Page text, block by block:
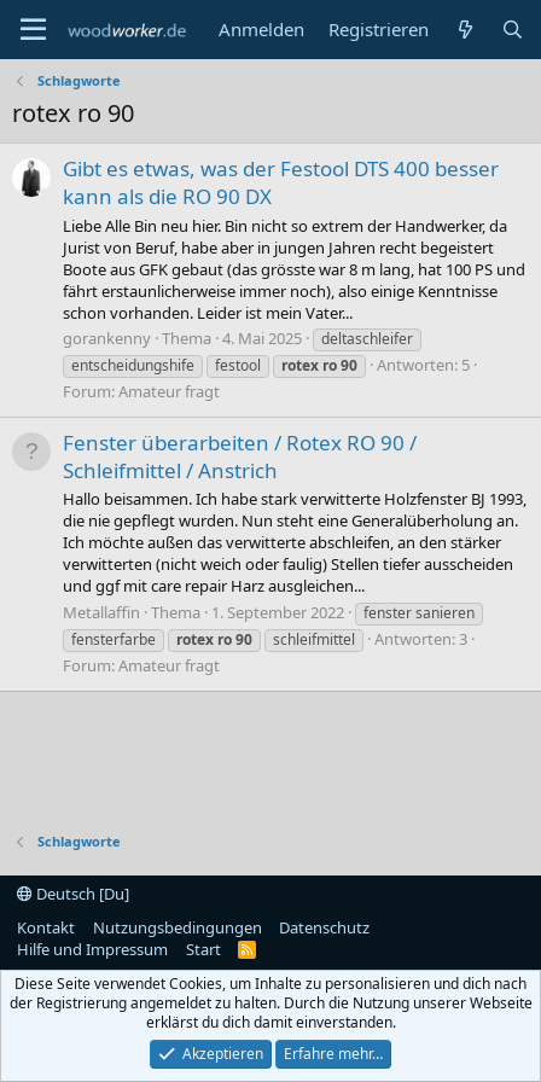
Anmelden Registrieren
Schlagworte
rotex ro 90
Gibt es etwas, was der Festool DTS 400 besser
kann als die RO 90 DX
Liebe Alle Bin neu hier. Bin nicht so extrem der Handwerker, da
Jurist von Beruf, habe aber in jungen Jahren recht begeistert
Boote aus GFK gebaut (das grösste war 8 m lang, hat 100 PS und
fährt erstaunlicherweise immer noch), also einige Kenntnisse
schon vorhanden. Leider ist mein Vater...
gorankenny Thema 4. Mai 2025
deltaschleifer
entscheidungshife
festool rotex ro90
Antworten: 5
Forum:Amateur fragt
Fenster überarbeiten / Rotex RO 90 /
Schleifmittel / Anstrich
Hallo beisammen. Ich habe stark verwitterte Holzfenster BJ 1993,
die nie gepflegt wurden. Nun steht eine Generalüberholung an.
Ich möchte außen das verwitterte abschleifen, an den stärker
verwitterten (nicht weich oder faulig) Stellen tiefer ausscheiden
und ggf mit care repair Harz ausgleichen...
Metallaffin Thema 1. September 2022
fenster sanieren
fensterfarbe
rotex ro90 schleifmittel
Antworten: 3
Forum:Amateur fragt
Schlagworte
Deutsch [Du]
Kontakt
Nutzungsbedingungen
Datenschutz
Hilfe und Impressum
Start
R
S
Diese Seite verwendet Cookies, um Inhalte zu personalisieren und dich nach
der Registrierung angemeldet zu halten. Durch die Nutzung unserer Webseite
erklärst du dich damit einverstanden.
Akzeptieren
Erfahre mehr…